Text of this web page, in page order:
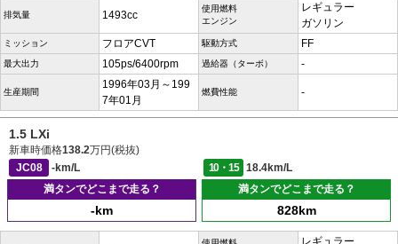
排気量 1493cc
使用燃料
エンジン
レギュラー
ガソリン
ミッション フロアCVT 駆動方式 FF
最大出力 105ps/6400rpm 過給器（ターボ） -
生産期間
1996年03月～199
7年01月
燃費性能 -
1.5 LXi
新車時価格138.2万円(税抜)
JC08
-km/L 10・15
18.4km/L
満タンでどこまで走る？
-km
満タンでどこまで走る？
828km